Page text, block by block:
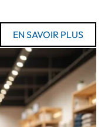
EN SAVOIR PLUS